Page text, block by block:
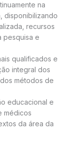
na
disponibilizando
recursos
pesquisa e
qualificados e
integral dos
métodos de
educacional e
médicos
da área da